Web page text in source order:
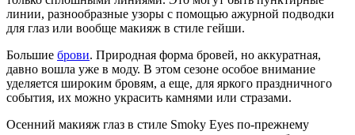
линии, разнообразные узоры с помощью ажурной подводки
для глаз или вообще макияж в стиле гейши.
Большие брови. Природная форма бровей, но аккуратная,
давно вошла уже в моду. В этом сезоне особое внимание
уделяется широким бровям, а еще, для яркого праздничного
события, их можно украсить камнями или стразами.
Осенний макияж глаз в стиле Smoky Eyes по-прежнему